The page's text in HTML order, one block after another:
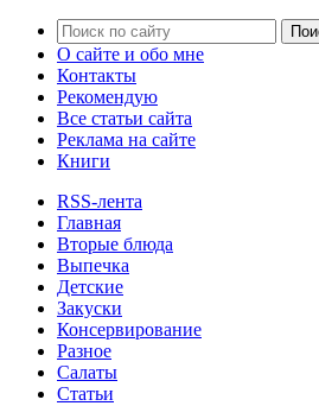
О сайте и обо мне
Контакты
Рекомендую
Все статьи сайта
Реклама на сайте
Книги
RSS-лента
Главная
Вторые блюда
Выпечка
Детские
Закуски
Консервирование
Разное
Салаты
Статьи